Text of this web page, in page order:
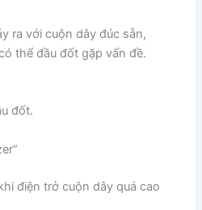
ra với cuộn dây đúc sẵn,
thể đầu đốt gặp vấn đề.
đốt.
điện trở cuộn dây quá cao